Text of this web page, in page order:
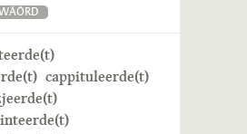
cappituleerde(t)